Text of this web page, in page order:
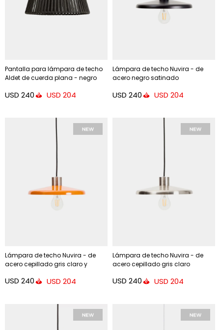
Pantalla para lámpara de techo
Aldet de cuerda plana - negro
USD 240 USD 204
Lámpara de techo Nuvira - de
acero negro satinado
USD 240 USD 204
Lámpara de techo Nuvira - de
acero cepillado gris claro y
USD 240 USD 204
Lámpara de techo Nuvira - de
acero cepillado gris claro
USD 240 USD 204